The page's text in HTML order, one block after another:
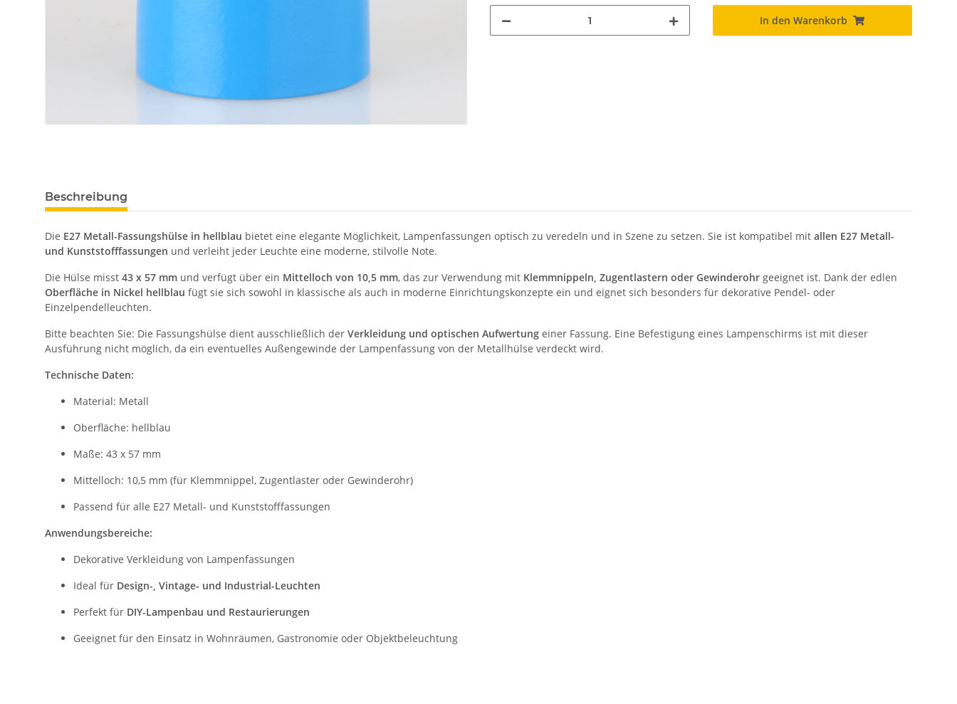
In den Warenkorb
Beschreibung
Die E27 Metall-Fassungshülse in hellblau bietet eine elegante Möglichkeit, Lampenfassungen optisch zu veredeln und in Szene zu setzen. Sie ist kompatibel mit allen E27 Metall-
und Kunststofffassungen und verleiht jeder Leuchte eine moderne, stilvolle Note.
Die Hülse misst 43 x 57 mm und verfügt über ein Mittelloch von 10,5 mm, das zur Verwendung mit Klemmnippeln, Zugentlastern oder Gewinderohr geeignet ist. Dank der edlen
Oberfläche in Nickel hellblau fügt sie sich sowohl in klassische als auch in moderne Einrichtungskonzepte ein und eignet sich besonders für dekorative Pendel- oder
Einzelpendelleuchten.
Bitte beachten Sie: Die Fassungshülse dient ausschließlich der Verkleidung und optischen Aufwertung einer Fassung. Eine Befestigung eines Lampenschirms ist mit dieser
Ausführung nicht möglich, da ein eventuelles Außengewinde der Lampenfassung von der Metallhülse verdeckt wird.
Technische Daten:
Material: Metall
Oberfläche: hellblau
Maße: 43 x 57 mm
Mittelloch: 10,5 mm (für Klemmnippel, Zugentlaster oder Gewinderohr)
Passend für alle E27 Metall- und Kunststofffassungen
Anwendungsbereiche:
Dekorative Verkleidung von Lampenfassungen
Ideal für Design-, Vintage- und Industrial-Leuchten
Perfekt für DIY-Lampenbau und Restaurierungen
Geeignet für den Einsatz in Wohnräumen, Gastronomie oder Objektbeleuchtung